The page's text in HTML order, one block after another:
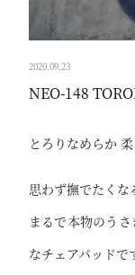
2020.09.23
NEO-148
とろりなめらか
思わず撫でたくな
まるで本物のう
なチェアパッドで